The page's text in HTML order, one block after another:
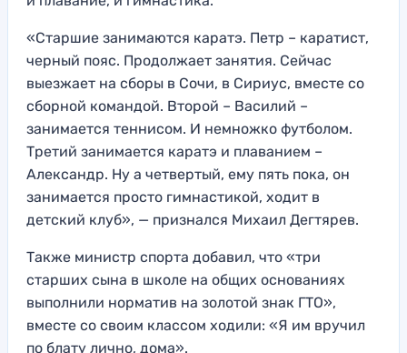
«Старшие занимаются каратэ. Петр – каратист,
черный пояс. Продолжает занятия. Сейчас
выезжает на сборы в Сочи, в Сириус, вместе со
сборной командой. Второй – Василий –
занимается теннисом. И немножко футболом.
Третий занимается каратэ и плаванием –
Александр. Ну а четвертый, ему пять пока, он
занимается просто гимнастикой, ходит в
детский клуб», — признался Михаил Дегтярев.
Также министр спорта добавил, что «три
старших сына в школе на общих основаниях
выполнили норматив на золотой знак ГТО»,
вместе со своим классом ходили: «Я им вручил
по блату лично, дома».